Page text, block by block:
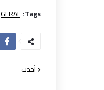
Tags:
GERAL
أحدث